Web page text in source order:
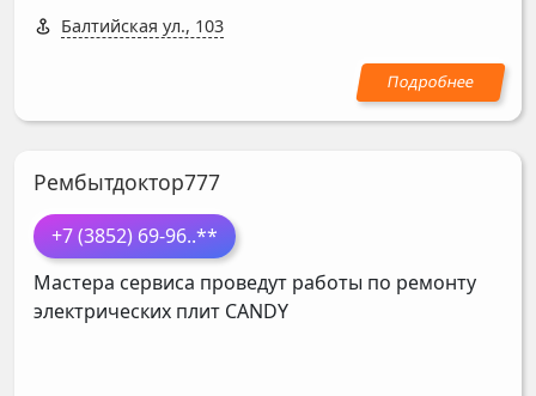
Балтийская ул., 103
Рембытдоктор777
+7 (3852) 69-96..**
Мастера сервиса проведут работы по ремонту
электрических плит CANDY